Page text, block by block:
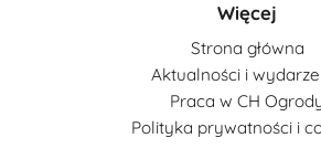
Więcej
Strona główna
Aktualności i
Praca w CH
Polityka prywatności i